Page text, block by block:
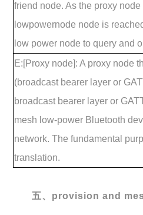
friend node. As the proxy
lowpowernode node is
low power node to query and
E:[Proxy node]: A proxy node
(broadcast bearer layer or
broadcast bearer layer or
mesh low-power Bluetooth
network. The fundamental
translation.
五、 provision and